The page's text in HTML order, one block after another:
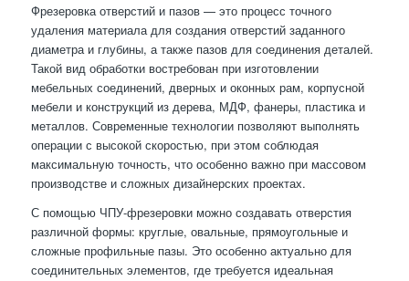
Фрезеровка отверстий и пазов — это процесс точного
удаления материала для создания отверстий заданного
диаметра и глубины, а также пазов для соединения деталей.
Такой вид обработки востребован при изготовлении
мебельных соединений, дверных и оконных рам, корпусной
мебели и конструкций из дерева, МДФ, фанеры, пластика и
металлов. Современные технологии позволяют выполнять
операции с высокой скоростью, при этом соблюдая
максимальную точность, что особенно важно при массовом
производстве и сложных дизайнерских проектах.
С помощью ЧПУ-фрезеровки можно создавать отверстия
различной формы: круглые, овальные, прямоугольные и
сложные профильные пазы. Это особенно актуально для
соединительных элементов, где требуется идеальная